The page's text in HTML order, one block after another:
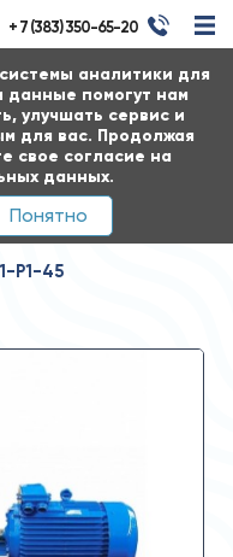
аналитики для
данные помогут нам
улучшать сервис и
для вас. Продолжая
свое согласие на
данных.
Понятно
+ 7 (383) 350-65-20
Р1-45